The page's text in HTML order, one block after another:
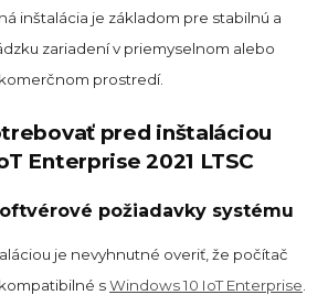
inštalácia je základom pre stabilnú a
zariadení v priemyselnom alebo
komerčnom prostredí.
pred inštaláciou
Enterprise 2021 LTSC
požiadavky systému
je nevyhnutné overiť, že počítač
sWindows 10 IoT Enterprise